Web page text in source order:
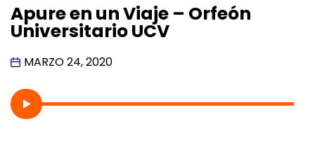
Apure en un Viaje – Orfeón
Universitario UCV
MARZO 24, 2020